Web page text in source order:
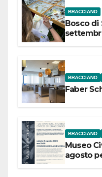
BRACCIANO
Bosco di
BRACCIANO
Faber
BRACCIANO
Museo
agosto